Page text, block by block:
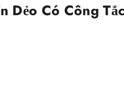
Dẻo Có Công